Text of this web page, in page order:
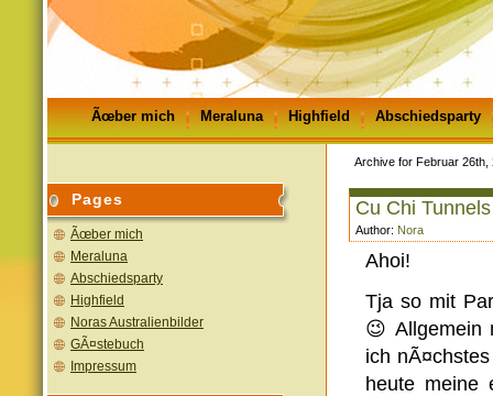
Ãœber mich Meraluna Highfield Abschiedsparty
Pages
Ãœber mich
Meraluna
Abschiedsparty
Highfield
Noras Australienbilder
GÃ¤stebuch
Impressum
Archive for Februar 26th,
Cu Chi Tunnels
Author: Nora
Ahoi!
Tja so mit
😉 Allgemein
ich
heute meine